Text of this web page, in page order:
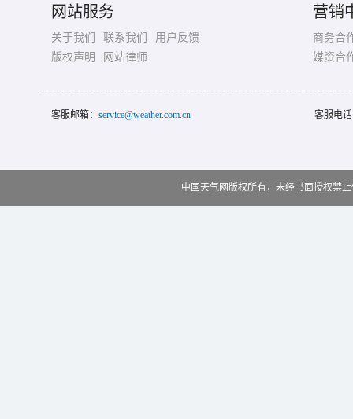
网站服务
关于我们 联系我们
用户反馈
版权声明
网站律师
营销
商务合
媒资合
客服邮箱： service@weather.com.cn 客服电
中国天气网版权所有，未经书面授权